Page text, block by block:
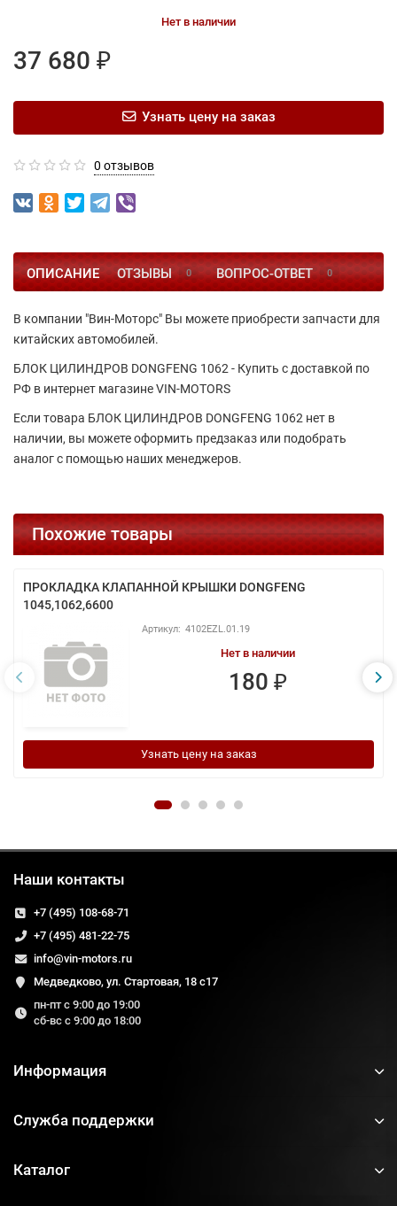
Нет в наличии
37 680 ₽
Узнать цену на заказ
0 отзывов
ОПИСАНИЕ ОТЗЫВЫ 0 ВОПРОС-ОТВЕТ 0
В компании "Вин-Моторс" Вы можете приобрести запчасти для
китайских автомобилей.
БЛОК ЦИЛИНДРОВ DONGFENG 1062 - Купить с доставкой по
РФ в интернет магазине VIN-MOTORS
Если товара БЛОК ЦИЛИНДРОВ DONGFENG 1062 нет в
наличии, вы можете оформить предзаказ или подобрать
аналог с помощью наших менеджеров.
Похожие товары
ПРОКЛАДКА КЛАПАННОЙ КРЫШКИ DONGFENG
1045,1062,6600
4102EZL.01.19
Нет в наличии
180 ₽
Узнать цену на заказ
Наши контакты
+7 (495) 108-68-71
+7 (495) 481-22-75
info@vin-motors.ru
Медведково, ул. Стартовая, 18 с17
пн-пт с 9:00 до 19:00
сб-вс с 9:00 до 18:00
Информация
Служба поддержки
Каталог